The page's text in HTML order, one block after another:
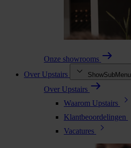
Onze showrooms
Over Upstairs
ShowSubMenu
Over Upstairs
Waarom Upstairs
Klantbeoordelingen
Vacatures